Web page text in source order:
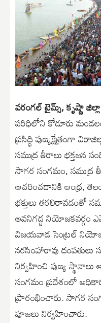
వరంగల్ టైమ్స్, కృష్ణా
పరిధిలోని కోడూరు
ప్రసిద్ధి పుణ్యక్షేత్రంగా
సముద్ర తీరాలు
సాగర సంగమం, సముద్ర
ఆచరించడానికి ఆంధ్ర,
భక్తులు తరలిరావడంతో
అవనిగడ్డ నియోజకవర్గం
విజయవాడ సెంట్రల్
నరసింహారావు దంపతులు
నిర్వహించి పుణ్య
సంగమం ప్రదేశంలో
ప్రారంభించారు. సాగర
పూజలు నిర్వహించారు.